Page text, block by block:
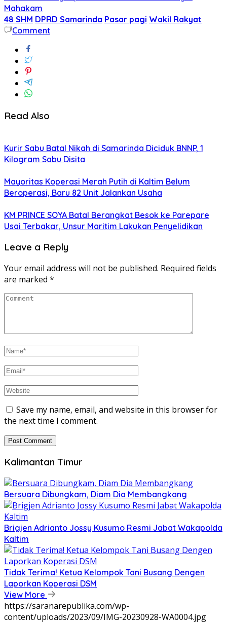
Mahakam
48 SHM DPRD Samarinda Pasar pagi Wakil Rakyat
Comment
Read Also
Kurir Sabu Batal Nikah di Samarinda Diciduk BNNP, 1
Kilogram Sabu Disita
Mayoritas Koperasi Merah Putih di Kaltim Belum
Beroperasi, Baru 82 Unit Jalankan Usaha
KM PRINCE SOYA Batal Berangkat Besok ke Parepare
Usai Terbakar, Unsur Maritim Lakukan Penyelidikan
Leave a Reply
Your email address will not be published. Required fields
are marked *
Save my name, email, and website in this browser for
the next time I comment.
Kalimantan Timur
Bersuara Dibungkam, Diam Dia Membangkang
Brigjen Adrianto Jossy Kusumo Resmi Jabat Wakapolda
Kaltim
Tidak Terima! Ketua Kelompok Tani Busang Dengen
Laporkan Koperasi DSM
View More
https://saranarepublika.com/wp-
content/uploads/2023/09/IMG-20230928-WA0004.jpg